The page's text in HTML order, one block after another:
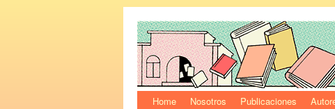
Home Nosotros Publicaciones